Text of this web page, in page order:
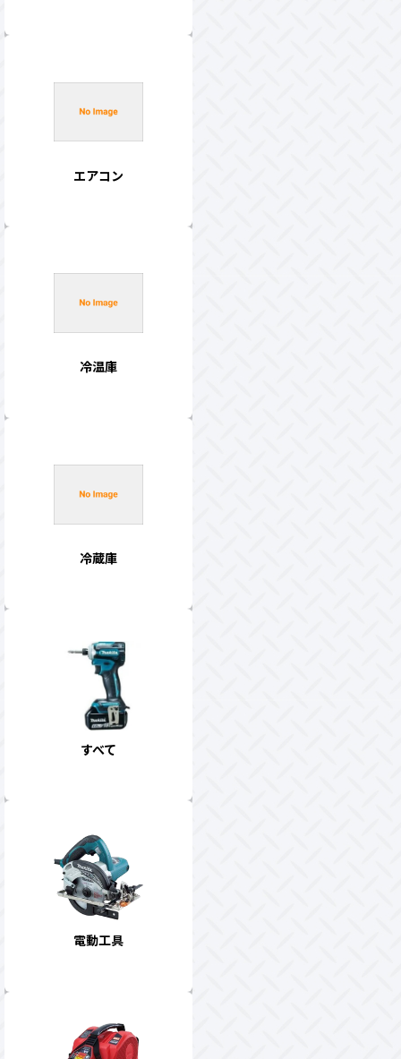
エアコン
冷温庫
冷蔵庫
すべて
電動工具